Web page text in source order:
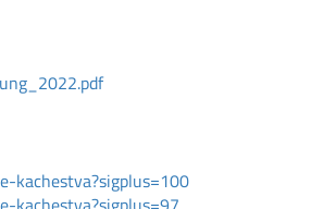
kachestva?sigplus=100